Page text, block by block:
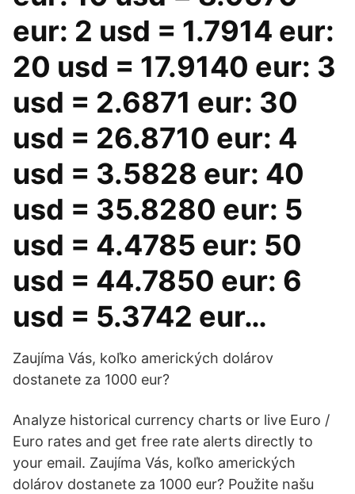
eur: 2 usd = 1.7914 eur:
20 usd = 17.9140 eur: 3
usd = 2.6871 eur: 30
usd = 26.8710 eur: 4
usd = 3.5828 eur: 40
usd = 35.8280 eur: 5
usd = 4.4785 eur: 50
usd = 44.7850 eur: 6
usd = 5.3742 eur…
Zaujíma Vás, koľko amerických dolárov
dostanete za 1000 eur?
Analyze historical currency charts or live Euro /
Euro rates and get free rate alerts directly to
your email. Zaujíma Vás, koľko amerických
dolárov dostanete za 1000 eur? Použite našu